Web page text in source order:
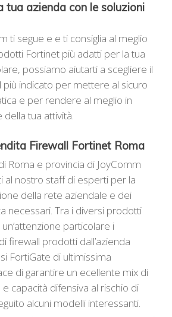
tua azienda con le soluzioni
ti segue e e ti consiglia al meglio
Fortinet più adatti per la tua
possiamo aiutarti a scegliere il
indicato per mettere al sicuro
e per rendere al meglio in
della tua attività.
Firewall Fortinet Roma
Roma e provincia di JoyComm
al nostro staff di esperti per la
della rete aziendale e dei
necessari. Tra i diversi prodotti
particolare i
firewall prodotti dall’azienda
FortiGate di ultimissima
di garantire un ecellente mix di
capacità difensiva al rischio di
alcuni modelli interessanti.